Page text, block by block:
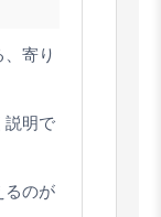
寄り
説明で
るのが